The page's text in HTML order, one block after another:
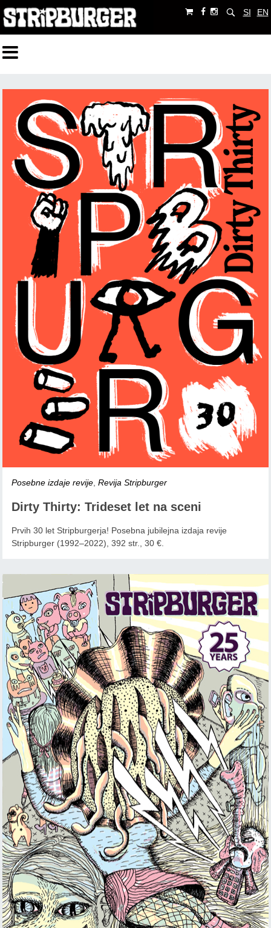
SI EN
Posebne izdaje revije,Revija Stripburger
Dirty Thirty: Trideset let na sceni
Prvih 30 let Stripburgerja! Posebna jubilejna izdaja revije
Stripburger (1992–2022), 392 str., 30 €.